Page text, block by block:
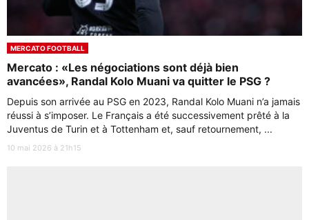
MERCATO FOOTBALL
Mercato : «Les négociations sont déjà bien
avancées», Randal Kolo Muani va quitter le PSG ?
Depuis son arrivée au PSG en 2023, Randal Kolo Muani n’a jamais
réussi à s’imposer. Le Français a été successivement prêté à la
Juventus de Turin et à Tottenham et, sauf retournement, ...
10 mai 2026 à 21h15